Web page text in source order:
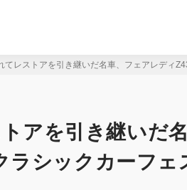
てレストアを引き継いだ名車、フェアレディ
アを引き継いだ
シックカーフェ